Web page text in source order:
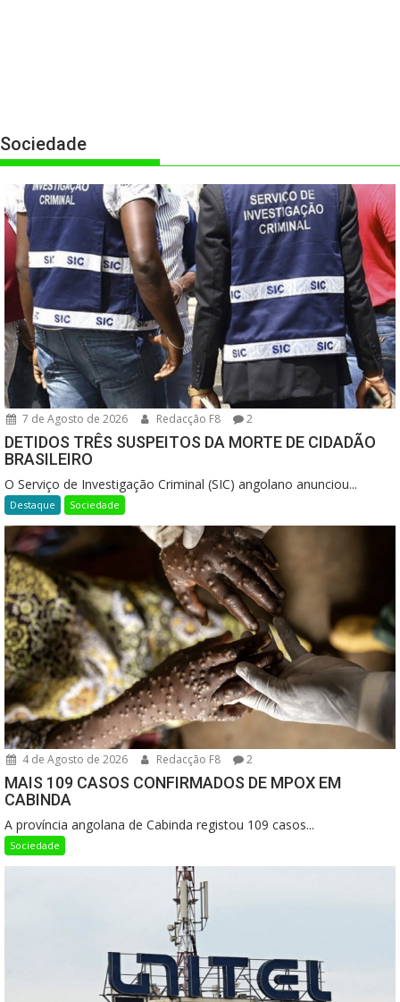
Sociedade
7 de Agosto de 2026 Redacção F8 2
DETIDOS TRÊS SUSPEITOS DA MORTE DE CIDADÃO
BRASILEIRO
O Serviço de Investigação Criminal (SIC) angolano anunciou...
Destaque Sociedade
4 de Agosto de 2026 Redacção F8 2
MAIS 109 CASOS CONFIRMADOS DE MPOX EM
CABINDA
A província angolana de Cabinda registou 109 casos...
Sociedade